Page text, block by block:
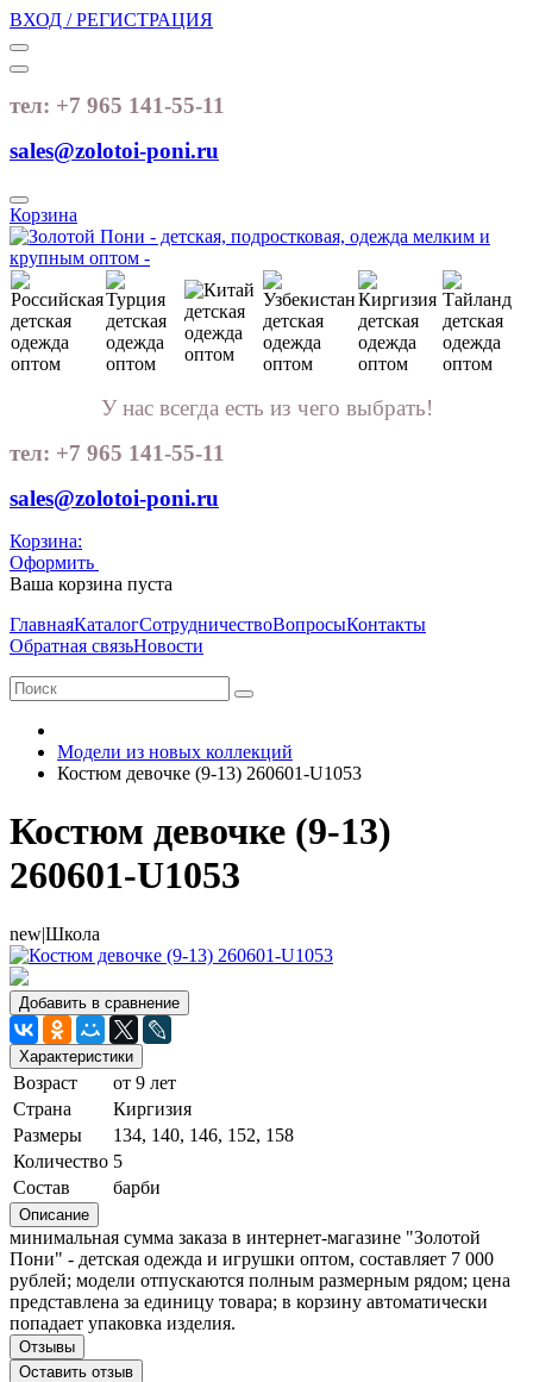
ВХОД / РЕГИСТРАЦИЯ
тел: +7 965 141-55-11
sales@zolotoi-poni.ru
Корзина
У нас всегда есть из чего выбрать!
тел: +7 965 141-55-11
sales@zolotoi-poni.ru
Корзина:
Оформить
Ваша корзина пуста
ГлавнаяКаталогСотрудничествоВопросыКонтакты
Обратная связьНовости
Модели из новых коллекций
Костюм девочке (9-13) 260601-U1053
Костюм девочке (9-13)
260601-U1053
new|Школа
Добавить в сравнение
Характеристики
Возраст
от 9 лет
Страна
Киргизия
Размеры
134, 140, 146, 152, 158
Количество 5
Состав
барби
Описание
минимальная сумма заказа в интернет-магазине "Золотой
Пони" - детская одежда и игрушки оптом, составляет 7 000
рублей; модели отпускаются полным размерным рядом; цена
представлена за единицу товара; в корзину автоматически
попадает упаковка изделия.
Отзывы
Оставить отзыв